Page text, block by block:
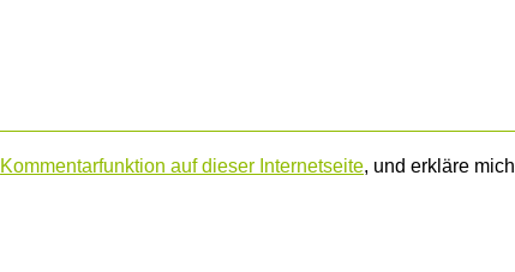
Kommentarfunktion auf dieser Internetseite, und erkläre mich